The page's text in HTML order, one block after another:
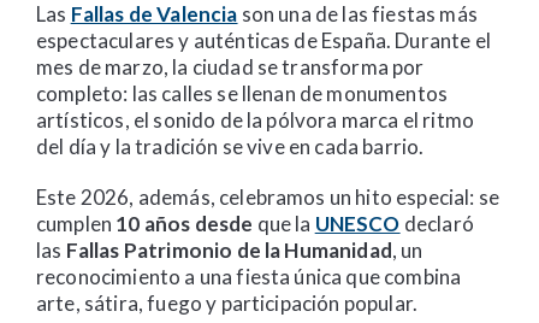
Las Fallas de Valencia son una de las fiestas más
espectaculares y auténticas de España. Durante el
mes de marzo, la ciudad se transforma por
completo: las calles se llenan de monumentos
artísticos, el sonido de la pólvora marca el ritmo
del día y la tradición se vive en cada barrio.
Este 2026, además, celebramos un hito especial: se
cumplen 10 años desde que la UNESCO declaró
las Fallas Patrimonio de la Humanidad, un
reconocimiento a una fiesta única que combina
arte, sátira, fuego y participación popular.